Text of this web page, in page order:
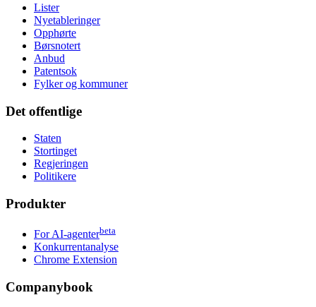
Lister
Nyetableringer
Opphørte
Børsnotert
Anbud
Patentsok
Fylker og kommuner
Det offentlige
Staten
Stortinget
Regjeringen
Politikere
Produkter
For AI-agenterbeta
Konkurrentanalyse
Chrome Extension
Companybook